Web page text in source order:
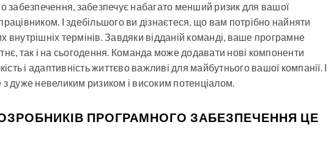
забезпечення, забезпечує набагато менший ризик для вашої
І здебільшого ви дізнаєтеся, що вам потрібно найняти
внутрішніх термінів. Завдяки відданій команді, ваше програмне
так і на сьогодення. Команда може додавати нові компоненти
і адаптивність життєво важливі для майбутнього вашої компанії. І
дуже невеликим ризиком і високим потенціалом.
ПРОГРАМНОГО ЗАБЕЗПЕЧЕННЯ ЦЕ